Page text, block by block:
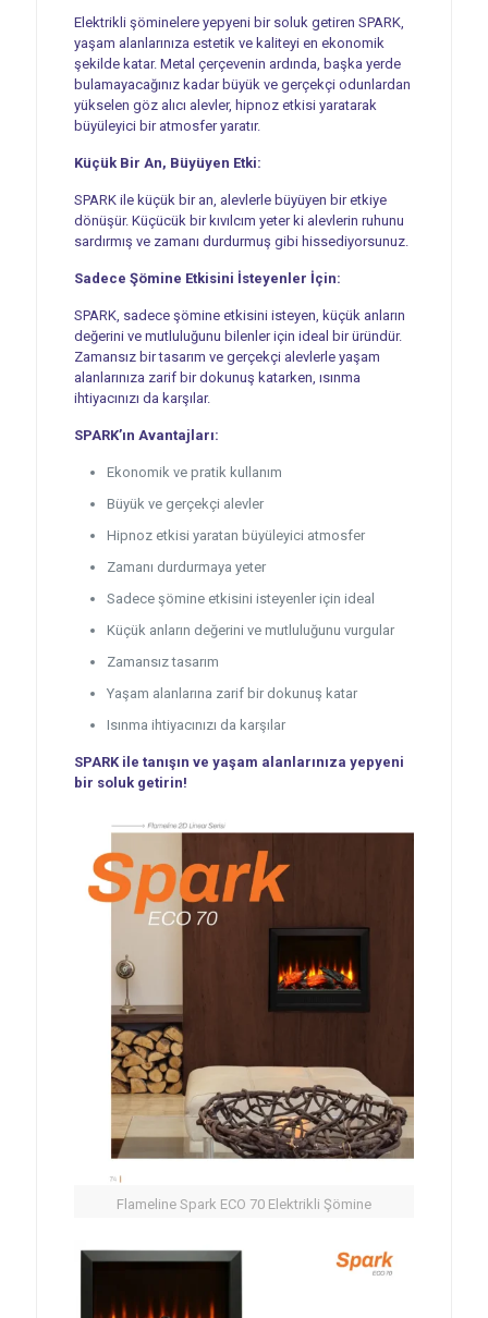
Elektrikli şöminelere yepyeni bir soluk getiren SPARK,
yaşam alanlarınıza estetik ve kaliteyi en ekonomik
şekilde katar. Metal çerçevenin ardında, başka yerde
bulamayacağınız kadar büyük ve gerçekçi odunlardan
yükselen göz alıcı alevler, hipnoz etkisi yaratarak
büyüleyici bir atmosfer yaratır.
Küçük Bir An, Büyüyen Etki:
SPARK ile küçük bir an, alevlerle büyüyen bir etkiye
dönüşür. Küçücük bir kıvılcım yeter ki alevlerin ruhunu
sardırmış ve zamanı durdurmuş gibi hissediyorsunuz.
Sadece Şömine Etkisini İsteyenler İçin:
SPARK, sadece şömine etkisini isteyen, küçük anların
değerini ve mutluluğunu bilenler için ideal bir üründür.
Zamansız bir tasarım ve gerçekçi alevlerle yaşam
alanlarınıza zarif bir dokunuş katarken, ısınma
ihtiyacınızı da karşılar.
SPARK’ın Avantajları:
Ekonomik ve pratik kullanım
Büyük ve gerçekçi alevler
Hipnoz etkisi yaratan büyüleyici atmosfer
Zamanı durdurmaya yeter
Sadece şömine etkisini isteyenler için ideal
Küçük anların değerini ve mutluluğunu vurgular
Zamansız tasarım
Yaşam alanlarına zarif bir dokunuş katar
Isınma ihtiyacınızı da karşılar
SPARK ile tanışın ve yaşam alanlarınıza yepyeni
bir soluk getirin!
Flameline Spark ECO 70 Elektrikli Şömine